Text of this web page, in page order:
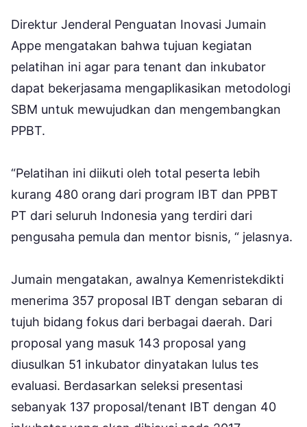
Direktur Jenderal Penguatan Inovasi Jumain
Appe mengatakan bahwa tujuan kegiatan
pelatihan ini agar para tenant dan inkubator
dapat bekerjasama mengaplikasikan metodologi
SBM untuk mewujudkan dan mengembangkan
PPBT.
“Pelatihan ini diikuti oleh total peserta lebih
kurang 480 orang dari program IBT dan PPBT
PT dari seluruh Indonesia yang terdiri dari
pengusaha pemula dan mentor bisnis, “ jelasnya.
Jumain mengatakan, awalnya Kemenristekdikti
menerima 357 proposal IBT dengan sebaran di
tujuh bidang fokus dari berbagai daerah. Dari
proposal yang masuk 143 proposal yang
diusulkan 51 inkubator dinyatakan lulus tes
evaluasi. Berdasarkan seleksi presentasi
sebanyak 137 proposal/tenant IBT dengan 40